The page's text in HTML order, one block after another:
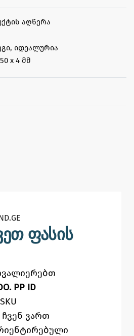
ᲐᲦᲬᲔᲠᲐ
იდეალურია
x 4 მმ
ფასის
PP ID
ჩვენ ვართ